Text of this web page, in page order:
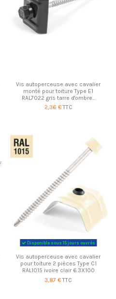
Vis autoperceuse avec cavalier
monté pour toiture Type E1
RAL7022 gris tarre d'ombre...
2,36 €TTC
Disponible sous 15 jours ouvrés
Vis autoperceuse avec cavalier
pour toiture 2 pièces Type C1
RAL1015 ivoire clair 6.3X100
3,87 €TTC